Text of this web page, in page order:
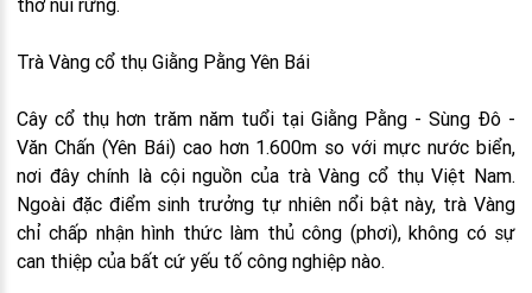
thở núi rừng.
Trà Vàng cổ thụ Giằng Pằng Yên Bái
Cây cổ thụ hơn trăm năm tuổi tại Giằng Pằng - Sùng Đô -
Văn Chấn (Yên Bái) cao hơn 1.600m so với mực nước biển,
nơi đây chính là cội nguồn của trà Vàng cổ thụ Việt Nam.
Ngoài đặc điểm sinh trưởng tự nhiên nổi bật này, trà Vàng
chỉ chấp nhận hình thức làm thủ công (phơi), không có sự
can thiệp của bất cứ yếu tố công nghiệp nào.